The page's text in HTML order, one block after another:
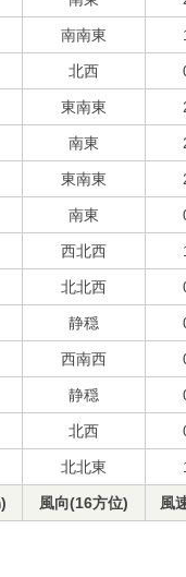
南南東
北西
東南東
南東
東南東
南東
西北西
北北西
静穏
西南西
静穏
北西
北北東
風向(16方位) 風